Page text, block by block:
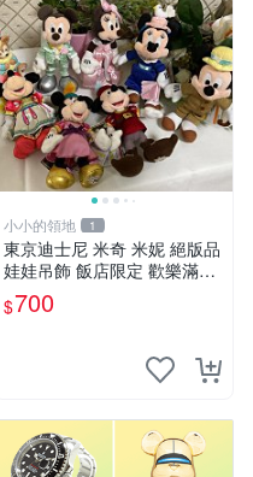
小小的領地 1
東京迪士尼 米奇 米妮 絕版品
娃娃吊飾 飯店限定 歡樂滿人
間 復活節
$700